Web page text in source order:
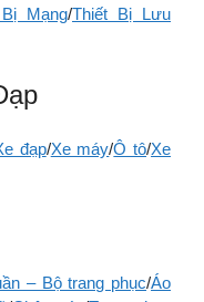
Mạng/Thiết Bị Lưu
đạp/Xe máy/Ô tô/Xe
– Bộ trang phục/Áo